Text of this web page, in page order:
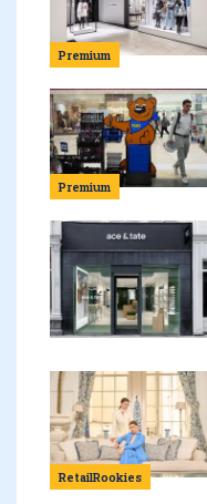
Premium
Premium
RetailRookies